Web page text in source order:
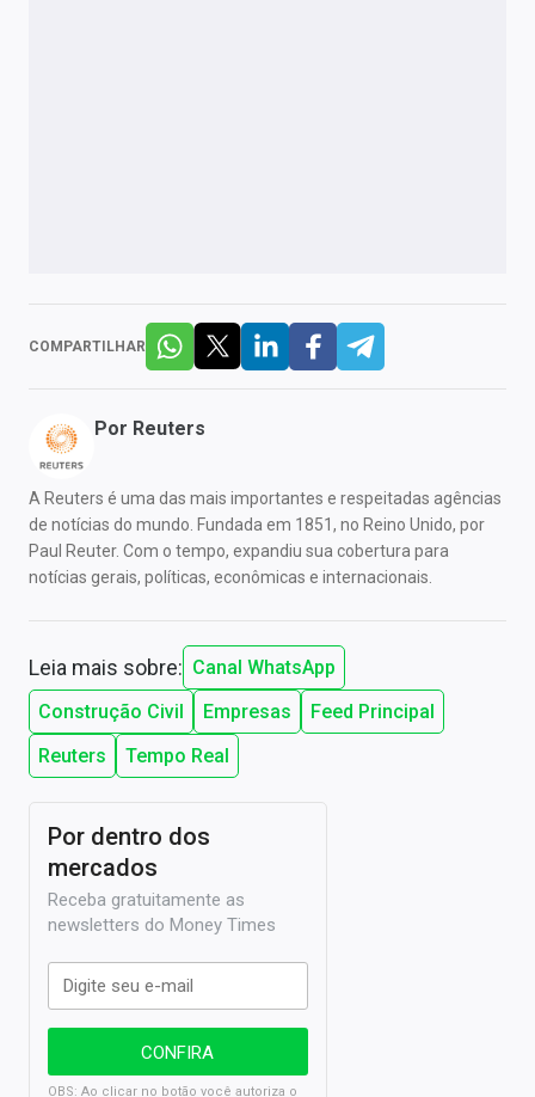
COMPARTILHAR
Por Reuters
A Reuters é uma das mais importantes e respeitadas agências
de notícias do mundo. Fundada em 1851, no Reino Unido, por
Paul Reuter. Com o tempo, expandiu sua cobertura para
notícias gerais, políticas, econômicas e internacionais.
Leia mais sobre: Canal WhatsApp
Construção Civil
Empresas
Feed Principal
Reuters
Tempo Real
Por dentro dos
mercados
Receba gratuitamente as
newsletters do Money Times
OBS: Ao clicar no botão você autoriza o